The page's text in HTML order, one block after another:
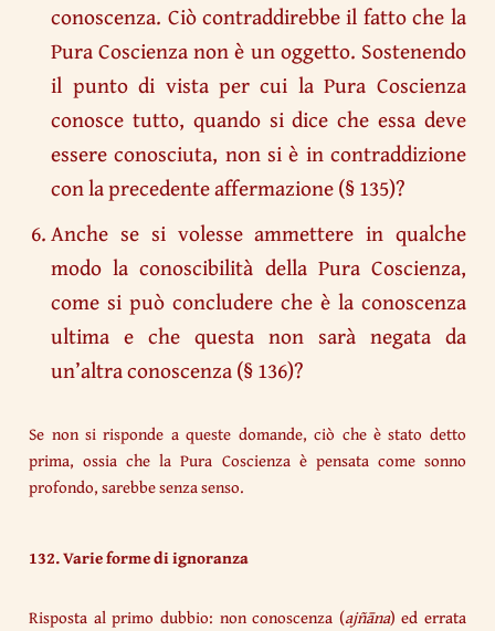
conoscenza. Ciò contraddirebbe il fatto che la
Pura Coscienza non è un oggetto. Sostenendo
il punto di vista per cui la Pura Coscienza
conosce tutto, quando si dice che essa deve
essere conosciuta, non si è in contraddizione
con la precedente affermazione (§ 135)?
Anche se si volesse ammettere in qualche
modo la conoscibilità della Pura Coscienza,
come si può concludere che è la conoscenza
ultima e che questa non sarà negata da
un’altra conoscenza (§ 136)?
Se non si risponde a queste domande, ciò che è stato detto
prima, ossia che la Pura Coscienza è pensata come sonno
profondo, sarebbe senza senso.
132. Varie forme di ignoranza
Risposta al primo dubbio: non conoscenza (ajñāna) ed errata